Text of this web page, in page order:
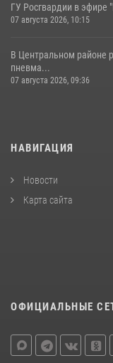
ГУ Росгвардии в эфире
07 августа 2026, 10:15
В Центральном районе
пневма...
07 августа 2026, 09:36
НАВИГАЦИЯ
Новости
Карта сайта
ОФИЦИАЛЬНЫЕ